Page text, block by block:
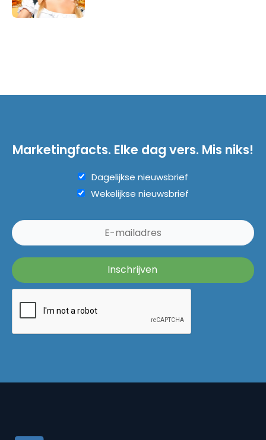
Marketingfacts. Elke dag vers. Mis niks!
Dagelijkse nieuwsbrief
Wekelijkse nieuwsbrief